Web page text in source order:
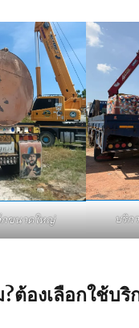
กขนาดใหญ่ บริก
ต้องเลือกใช้บริ